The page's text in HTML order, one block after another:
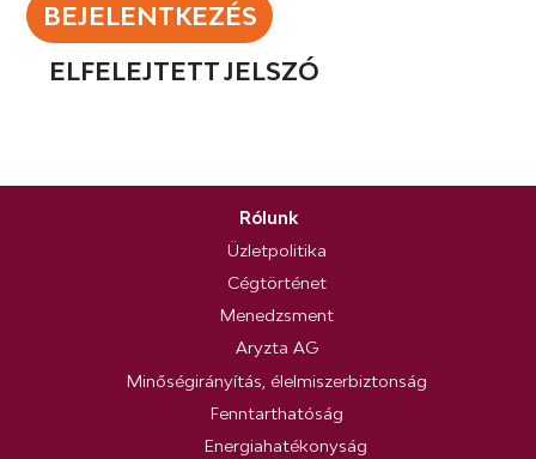
BEJELENTKEZÉS
ELFELEJTETT JELSZÓ
Rólunk
Üzletpolitika
Cégtörténet
Menedzsment
Aryzta AG
Minőségirányítás, élelmiszerbiztonság
Fenntarthatóság
Energiahatékonyság